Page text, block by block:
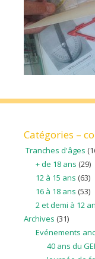
Catégories –
Tranches d'âges
+ de 18 ans (29)
12 à 15 ans (63)
16 à 18 ans (53)
2 et demi à 12
Archives (31)
Evénements
40 ans du